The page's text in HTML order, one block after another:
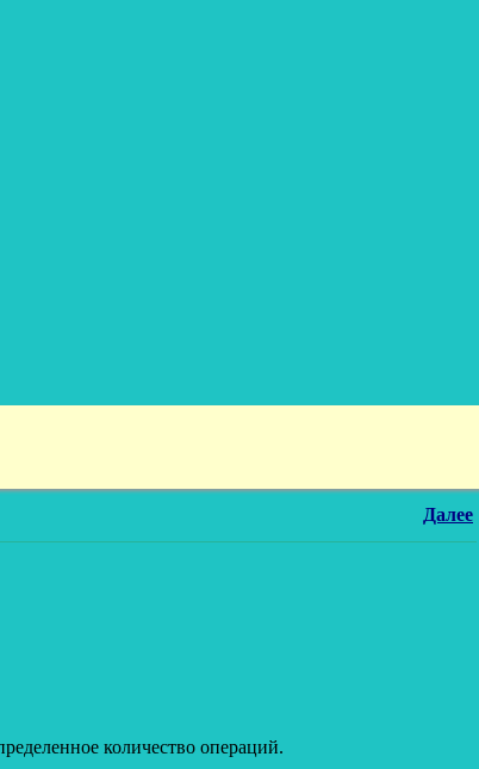
Далее
количество операций.